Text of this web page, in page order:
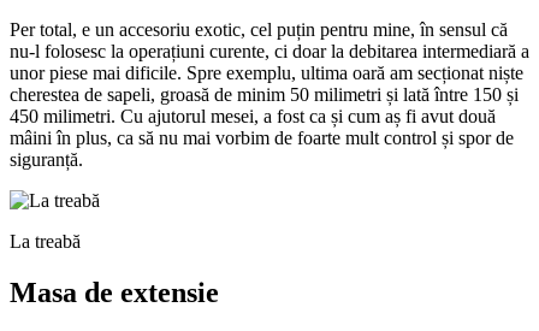
Per total, e un accesoriu exotic, cel puțin pentru mine, în sensul că
nu-l folosesc la operațiuni curente, ci doar la debitarea intermediară a
unor piese mai dificile. Spre exemplu, ultima oară am secționat niște
cherestea de sapeli, groasă de minim 50 milimetri și lată între 150 și
450 milimetri. Cu ajutorul mesei, a fost ca și cum aș fi avut două
mâini în plus, ca să nu mai vorbim de foarte mult control și spor de
siguranță.
La treabă
Masa de extensie